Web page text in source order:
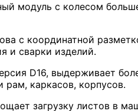
модуль с колесом
с координатной
и сварки изделий.
D16, выдерживает
рам, каркасов, корпусов.
загрузку листов в